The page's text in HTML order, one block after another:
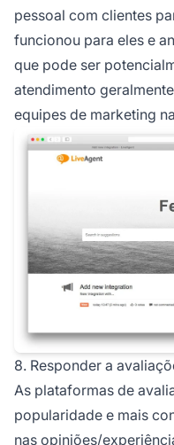
pessoal com clientes
funcionou para eles e
que pode ser
atendimento
equipes de marketing
8. Responder a
As plataformas de
popularidade e mais
nas opiniões/